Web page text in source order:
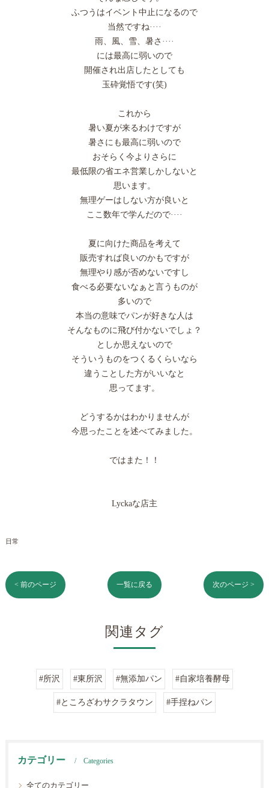
ふつうはイベント中止になるので
当然ですね····
雨、風、雪、暑さ····
には最高に弱いので
開催され出店したとしても
玉砕覚悟です(笑)
これから
暑い夏が来るわけですが
暑さにも最高に弱いので
おそらく今よりさらに
最低限の省エネ営業しかしないと
思います。
無理ゲーはしない方が良いと
ここ数年で学んだので····
夏に向けた商品を考えて
販売すれば良いのかもですが
無理やり感が否めないですし
食べる必要ないなぁと言うものが
多いので
本当の意味でパンが好きな人は
そんなものに飛び付かないでしょ？
としか思えないので
そういうものをつくるくらいなら
違うことした方がいいなと
思ってます。
どうするかはわかりませんが
今思ったことを述べてみました。
ではまた！！
Lyckaな店主
日常
< 前のページ 一覧に戻る 次のページ >
関連タグ
#所沢 #東所沢 #無添加パン #自家培養酵母
#ところざわサクラタウン #手捏ねパン
カテゴリー Categories
全てのカテゴリー